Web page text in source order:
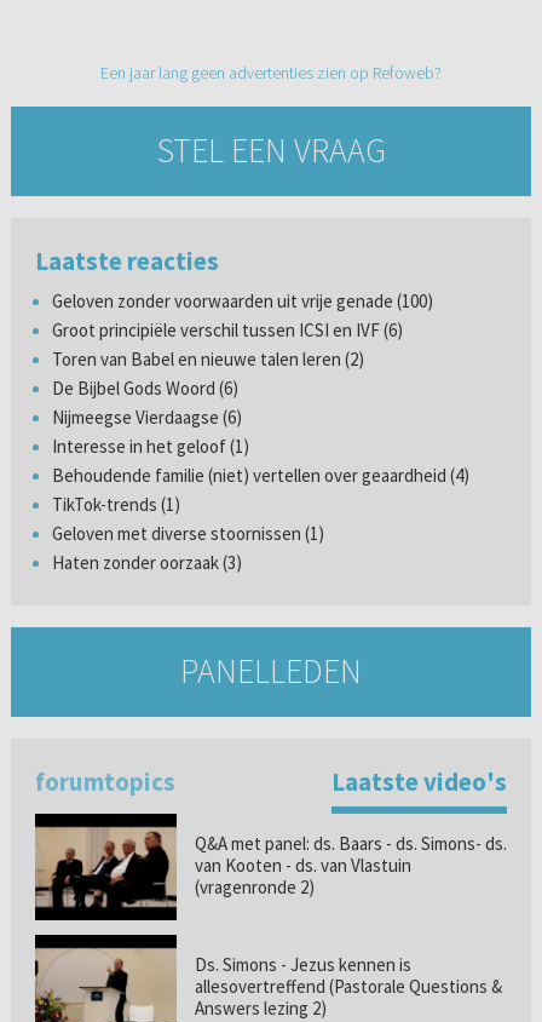
Een jaar lang geen advertenties zien op Refoweb?
STEL EEN VRAAG
Laatste reacties
Geloven zonder voorwaarden uit vrije genade (100)
Groot principiële verschil tussen ICSI en IVF (6)
Toren van Babel en nieuwe talen leren (2)
De Bijbel Gods Woord (6)
Nijmeegse Vierdaagse (6)
Interesse in het geloof (1)
Behoudende familie (niet) vertellen over geaardheid (4)
TikTok-trends (1)
Geloven met diverse stoornissen (1)
Haten zonder oorzaak (3)
PANELLEDEN
forumtopics Laatste video's
Q&A met panel: ds. Baars - ds. Simons- ds.
van Kooten - ds. van Vlastuin
(vragenronde 2)
Ds. Simons - Jezus kennen is
allesovertreffend (Pastorale Questions &
Answers lezing 2)